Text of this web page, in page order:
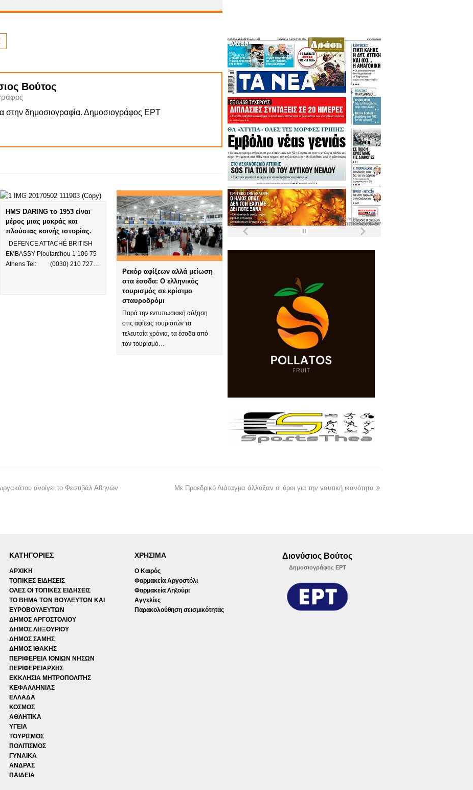
Βούτος
στην δημοσιογραφία. Δημοσιογράφος ΕΡΤ
HMS DARING το 1953 είναι
μέρος μιας μακράς και
πλούσιας κοινής ιστορίας.
DEFENCE ATTACHÉ BRITISH
EMBASSY Ploutarchou 1 106 75
Athens Tel: (0030) 210 727…
Ρεκόρ αφίξεων αλλά μείωση
στα έσοδα: Ο ελληνικός
τουρισμός σε κρίσιμο
σταυροδρόμι
Παρά την εντυπωσιακή αύξηση
στις αφίξεις τουριστών τα
τελευταία χρόνια, τα έσοδα από
τον τουρισμό…
ανοίγει το Φεστιβάλ Αθηνών Με Προεδρικό Διάταγμα άλλαξαν οι όροι για την ναυτική ικανότητα
ΚΑΤΗΓΟΡΙΕΣ
ΑΡΧΙΚΗ
ΤΟΠΙΚΕΣ ΕΙΔΗΣΕΙΣ
ΟΛΕΣ ΟΙ ΤΟΠΙΚΕΣ ΕΙΔΗΣΕΙΣ
ΤΟ ΒΗΜΑ ΤΩΝ ΒΟΥΛΕΥΤΩΝ ΚΑΙ
ΕΥΡΟΒΟΥΛΕΥΤΩΝ
ΔΗΜΟΣ ΑΡΓΟΣΤΟΛΙΟΥ
ΔΗΜΟΣ ΛΗΞΟΥΡΙΟΥ
ΔΗΜΟΣ ΣΑΜΗΣ
ΔΗΜΟΣ ΙΘΑΚΗΣ
ΠΕΡΙΦΕΡΕΙΑ ΙΟΝΙΩΝ ΝΗΣΩΝ
ΠΕΡΙΦΕΡΕΙΑΡΧΗΣ
ΕΚΚΛΗΣΙΑ ΜΗΤΡΟΠΟΛΙΤΗΣ
ΚΕΦΑΛΛΗΝΙΑΣ
ΕΛΛΑΔΑ
ΚΟΣΜΟΣ
ΑΘΛΗΤΙΚΑ
ΥΓΕΙΑ
ΤΟΥΡΙΣΜΟΣ
ΠΟΛΙΤΙΣΜΟΣ
ΓΥΝΑΙΚΑ
ΑΝΔΡΑΣ
ΠΑΙΔΕΙΑ
ΧΡΗΣΙΜΑ
Ο Καιρός
Φαρμακεία Αργοστόλι
Φαρμακεία Ληξούρι
Αγγελίες
Παρακολούθηση σεισμικότητας
Διονύσιος Βούτος
Δημοσιογράφος ΕΡΤ